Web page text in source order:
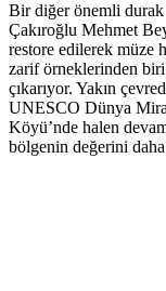
Bir diğer önemli durak
Çakıroğlu Mehmet
restore edilerek müze
zarif örneklerinden
çıkarıyor. Yakın
UNESCO Dünya
Köyü’nde halen
bölgenin değerini daha